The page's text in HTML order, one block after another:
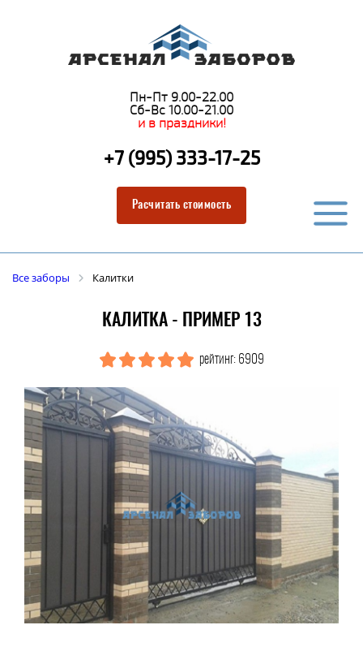
Пн-Пт 9.00-22.00
Сб-Вс 10.00-21.00
и в праздники!
+7 (995) 333-17-25
Расчитать стоимость
Все заборы Калитки
КАЛИТКА - ПРИМЕР 13
рейтинг: 6909